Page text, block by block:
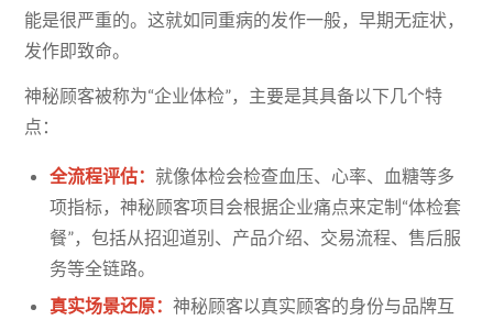
能是很严重的。这就如同重病的发作一般，早期无症状，
发作即致命。
神秘顾客被称为“企业体检”，主要是其具备以下几个特
点：
全流程评估： 就像体检会检查血压、心率、血糖等多
项指标，神秘顾客项目会根据企业痛点来定制“体检套
餐”，包括从招迎道别、产品介绍、交易流程、售后服
务等全链路。
真实场景还原：神秘顾客以真实顾客的身份与品牌互